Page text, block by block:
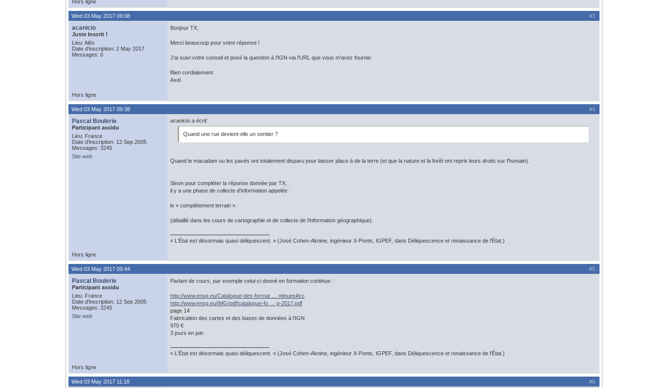
Hors ligne
#3
Wed 03 May 2017 09:08
acanicio
Juste Inscrit !
Lieu: Alès
Date d'inscription: 2 May 2017
Messages: 6
Bonjour TX,
Merci beaucoup pour votre réponse !
J'ai suivi votre conseil et posé la question à l'IGN via l'URL que vous m'avez fournie.
Bien cordialement
Axel
Hors ligne
#4
Wed 03 May 2017 09:38
Pascal Boulerie
Participant assidu
Lieu: France
Date d'inscription: 12 Sep 2005
Messages: 3245
Site web
acanicio a écrit:
Quand une rue devient-elle un sentier ?
Quand le macadam ou les pavés ont totalement disparu pour laisser place à de la terre (et que la nature et la forêt ont repris leurs droits sur l'humain).
Sinon pour compléter la réponse donnée par TX,
il y a une phase de collecte d'information appelée :
le « complètement terrain ».
(détaillé dans les cours de cartographie et de collecte de l'information géographique).
« L'État est désormais quasi déliquescent. » (José Cohen-Aknine, ingénieur X-Ponts, IGPEF, dans Déliquescence et renaissance de l'État.)
Hors ligne
#5
Wed 03 May 2017 09:44
Pascal Boulerie
Participant assidu
Lieu: France
Date d'inscription: 12 Sep 2005
Messages: 3245
Site web
Parlant de cours, par exemple celui-ci donné en formation continue :
http://www.ensg.eu/Catalogue-des-format … ntinues#cc
http://www.ensg.eu/IMG/pdf/catalogue-fo … g-2017.pdf
page 14
Fabrication des cartes et des bases de données à l’IGN
970 €
3 jours en juin
« L'État est désormais quasi déliquescent. » (José Cohen-Aknine, ingénieur X-Ponts, IGPEF, dans Déliquescence et renaissance de l'État.)
Hors ligne
#6
Wed 03 May 2017 11:18